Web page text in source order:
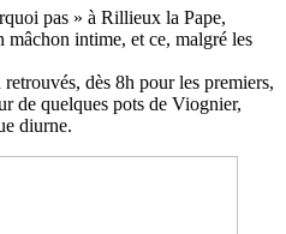
pas » à Rillieux la Pape,
mâchon intime, et ce, malgré les
dès 8h pour les premiers,
de quelques pots de Viognier,
diurne.